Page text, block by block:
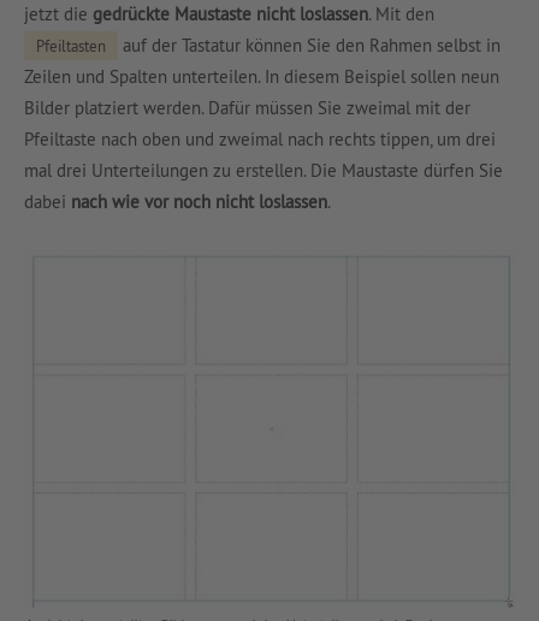
jetzt die gedrückte Maustaste nicht loslassen. Mit den
Pfeiltasten
auf der Tastatur können Sie den Rahmen selbst in
Zeilen und Spalten unterteilen. In diesem Beispiel sollen neun
Bilder platziert werden. Dafür müssen Sie zweimal mit der
Pfeiltaste nach oben und zweimal nach rechts tippen, um drei
mal drei Unterteilungen zu erstellen. Die Maustaste dürfen Sie
dabei nach wie vor noch nicht loslassen.